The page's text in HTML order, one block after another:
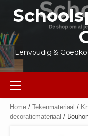
inhoud
Eenvoudig &
Primair
menu
Home / Tekenmateriaal /
decoratiemateriaal /